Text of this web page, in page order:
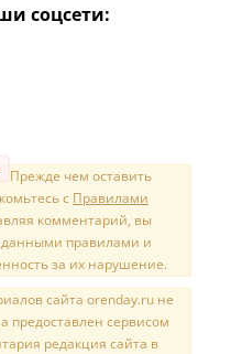
соцсети:
Прежде чем оставить
с Правилами
комментарий, вы
данными правилами и
за их нарушение.
сайта orenday.ru не
предоставлен сервисом
редакция сайта в